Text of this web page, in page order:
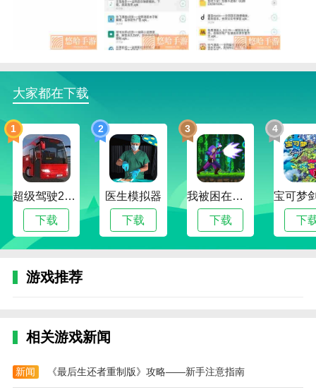
要找游戏或者软件。
2.快速找到自己喜欢的。洋葱软件库根据自己的选择进
行分享，让用户获得丰富的资源。
3.实时更新最新应用，展示推荐的优质软件信息，支持
轻松在线使用软件。
洋葱软件库优势
1.提供丰富的软件资源，让你可以清晰的了解资源信
息，洋葱软件库了解各类资源，轻松在线下载。
2.洋葱软件库可以实时在线查看游戏应用、经典榜单、
软件的内容。
3.及时显示最新的申请信息，让你清楚了解各种资源数
据库的内容，实时阅读和了解资源的详细信息。
洋葱软件库函数
库。
下载安装在手机上使用。很多有趣的资源都可以轻松使
大家都在下载
1
超级驾驶2022内置作弊菜单版
下载
2
医生模拟器
下载
3
我被困在新手村了修改版
下载
4
下
游戏推荐
相关游戏新闻
新闻 《最后生还者重制版》攻略——新手注意指南